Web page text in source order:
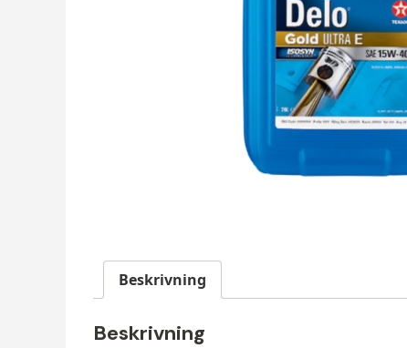
Beskrivning
Beskrivning